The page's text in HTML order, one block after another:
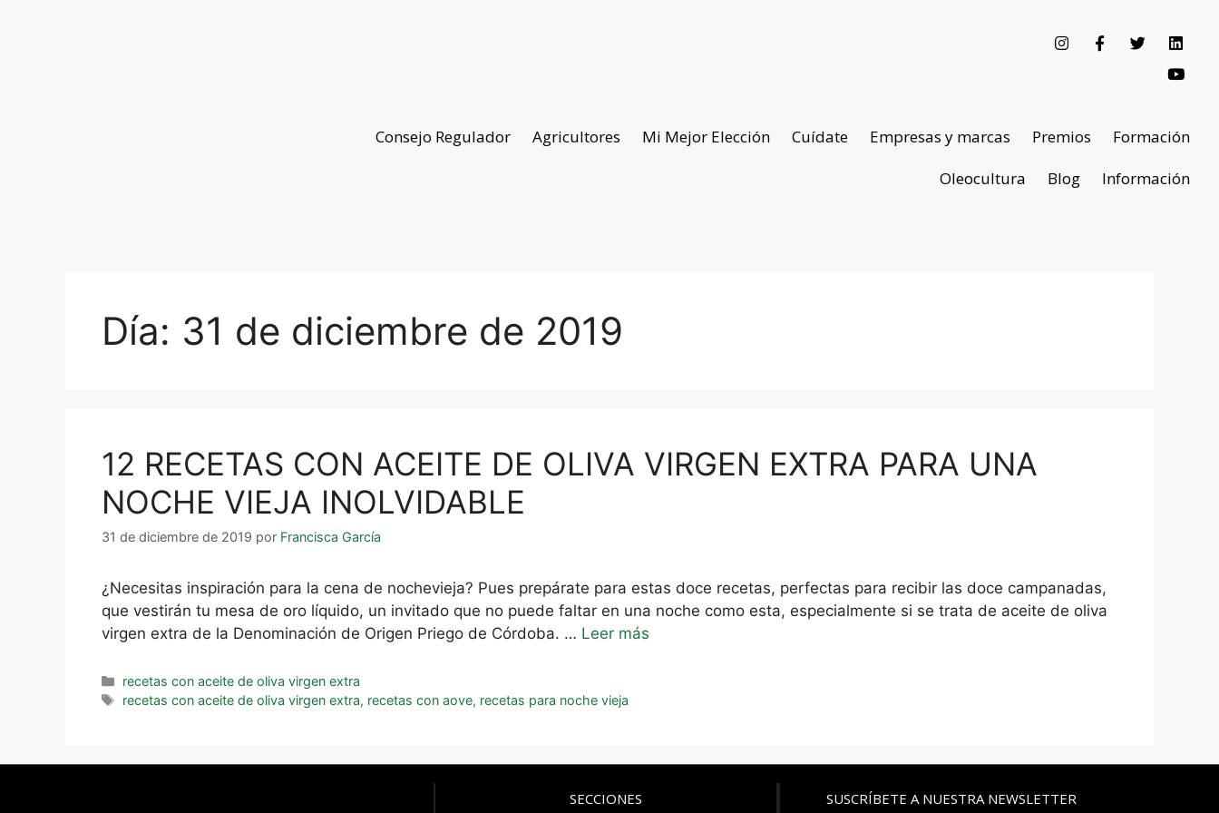
Consejo Regulador Agricultores Mi Mejor Elección Cuídate Empresas y marcas Premios
Formación
Oleocultura
Blog Información
Día: 31 de diciembre de 2019
12 RECETAS CON ACEITE DE OLIVA VIRGEN EXTRA PARA UNA
NOCHE VIEJA INOLVIDABLE
31 de diciembre de 2019 por Francisca García
¿Necesitas inspiración para la cena de nochevieja? Pues prepárate para estas doce recetas, perfectas para recibir las doce campanadas,
que vestirán tu mesa de oro líquido, un invitado que no puede faltar en una noche como esta, especialmente si se trata de aceite de oliva
virgen extra de la Denominación de Origen Priego de Córdoba. … Leer más
recetas con aceite de oliva virgen extra
recetas con aceite de oliva virgen extra, recetas con aove, recetas para noche vieja
SECCIONES SUSCRÍBETE A NUESTRA NEWSLETTER